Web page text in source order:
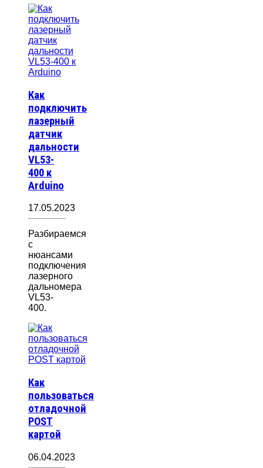
Как
подключить
лазерный
датчик
дальности
VL53-
400 к
Arduino
17.05.2023
Разбираемся
с
нюансами
подключения
лазерного
дальномера
VL53-
400.
Как
пользоваться
отладочной
POST
картой
06.04.2023